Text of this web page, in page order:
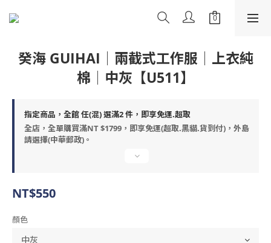
癸海 GUIHAI│兩截式工作服│上衣純
棉│中灰【U511】
指定商品，全館 任(混) 選滿2 件，即享免運.超取
全店，全單購買滿NT $1799，即享免運(超取.黑貓.貨到付)，外島
請選擇(中華郵政)。
NT$550
顏色